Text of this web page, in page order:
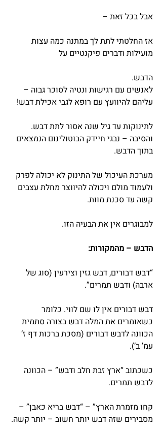
אבל בכל זאת –
אז החלטתי לתת לך במתנה כמה עצות
מועילות ודברים פיקנטיים על
הדבש.
לאנשים עם רגישות ונטיה לסוכר גבוה –
עליהם להיוועץ עם רופא לגבי אכילת דבש!
לתינוקות עד גיל שנה אסור לתת דבש.
והסיבה – נבגי חיידק הבוטולינום הנמצאים
בתוך הדבש.
מערכת העיכול של התינוק לא יכולה לפרק
ולעמוד מולם ויכולה להיווצר מחלת עצבים
קשה עד סכנת מוות.
למבוגרים אין את הבעיה הזו.
הדבש – מהמקורות:
“דבש דבורים, דבש גזין וצירעין (סוג של
ארבה) ודבש תמרים”.
דבש דבורים אין לו שם לווי. כלומר
כשאומרים את המלה דבש בצורה סתמית
הכוונה לדבש דבורים (מסכת ברכות דף ז’
עמ’ ב’).
כשכתוב “ארץ זבת חלב ודבש” – הכוונה
לדבש תמרים.
קחו מזמרת הארץ” – “דבש בריא כאבן” –
מסבירים שזה דבש יותר חשוב – יותר קשה.